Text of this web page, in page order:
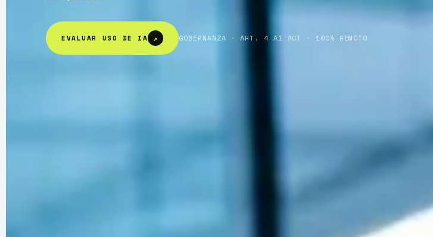
EVALUAR USO DE IA ↗ GOBERNANZA · ART. 4 AI ACT · 100% REMOTO